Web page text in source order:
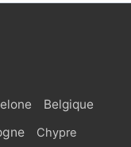
Belgique
Chypre